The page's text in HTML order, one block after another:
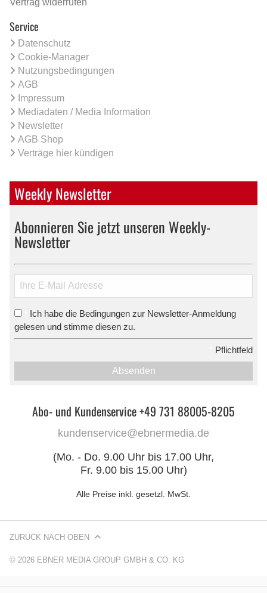
Service
Datenschutz
Cookie-Manager
Nutzungsbedingungen
AGB
Impressum
Mediadaten / Media Information
Newsletter
AGB Shop
Verträge hier kündigen
Weekly Newsletter
Abonnieren Sie jetzt unseren Weekly-
Newsletter
Ich habe die Bedingungen zur Newsletter-Anmeldung
gelesen und stimme diesen zu.
Pflichtfeld
Absenden
Abo- und Kundenservice +49 731 88005-8205
kundenservice@ebnermedia.de
(Mo. - Do. 9.00 Uhr bis 17.00 Uhr,
Fr. 9.00 bis 15.00 Uhr)
Alle Preise inkl. gesetzl. MwSt.
© 2026 EBNER MEDIA GROUP GMBH & CO. KG
ZURÜCK NACH OBEN